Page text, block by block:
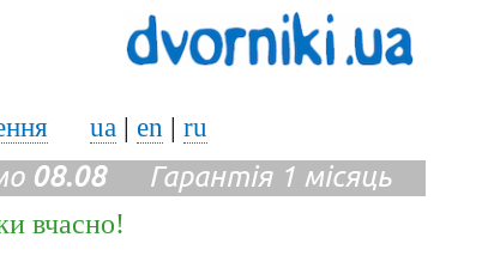
ua | en | ru
08.08Гарантія 1 місяць
вчасно!